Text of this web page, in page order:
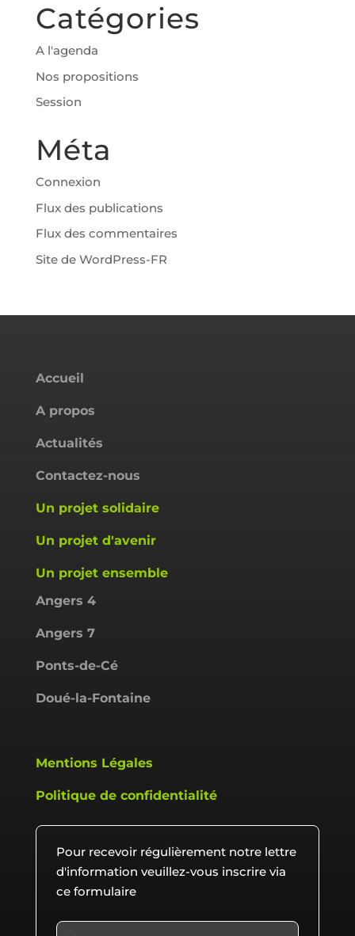
Catégories
A l'agenda
Nos propositions
Session
Méta
Connexion
Flux des publications
Flux des commentaires
Site de WordPress-FR
Accueil
A propos
Actualités
Contactez-nous
Un projet solidaire
Un projet d'avenir
Un projet ensemble
Angers 4
Angers 7
Ponts-de-Cé
Doué-la-Fontaine
Mentions Légales
Politique de confidentialité
Pour recevoir régulièrement notre lettre
d'information veuillez-vous inscrire via
ce formulaire